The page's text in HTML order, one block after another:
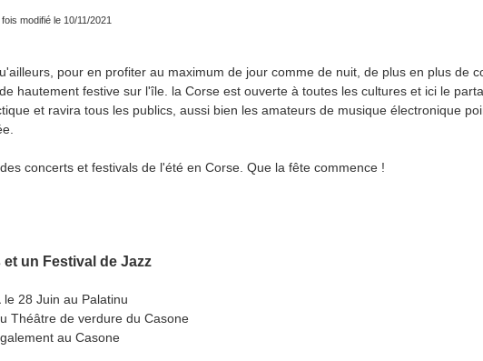
modifié le 10/11/2021
pour en profiter au maximum de jour comme de nuit, de plus en plus de
hautement festive sur l'île. la Corse est ouverte à toutes les cultures et ici le
et ravira tous les publics, aussi bien les amateurs de musique électronique
concerts et festivals de l'été en Corse. Que la fête commence !
un Festival de Jazz
le 28 Juin au Palatinu
Théâtre de verdure du Casone
au Casone